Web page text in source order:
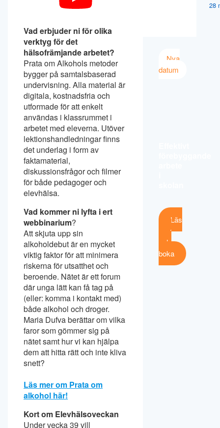
Vad erbjuder ni för olika
verktyg för det
hälsofrämjande arbetet?
Prata om Alkohols metoder
bygger på samtalsbaserad
undervisning. Alla material är
digitala, kostnadsfria och
utformade för att enkelt
användas i klassrummet i
arbetet med eleverna. Utöver
lektionshandledningar finns
det underlag i form av
faktamaterial,
diskussionsfrågor och filmer
för både pedagoger och
elevhälsa.
Vad kommer ni lyfta i ert
webbinarium?
Att skjuta upp sin
alkoholdebut är en mycket
viktig faktor för att minimera
riskerna för utsatthet och
beroende. Nätet är ett forum
där unga lätt kan få tag på
(eller: komma i kontakt med)
både alkohol och droger.
Maria Dufva berättar om vilka
faror som gömmer sig på
nätet samt hur vi kan hjälpa
dem att hitta rätt och inte kliva
snett?
Läs mer om Prata om
alkohol här!
Kort om Elevhälsoveckan
Under vecka 39 vill
28
Nya
datum
Läs
mer
och
boka